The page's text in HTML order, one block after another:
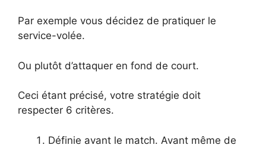
Par exemple vous décidez de pratiquer le
service-volée.
Ou plutôt d’attaquer en fond de court.
Ceci étant précisé, votre stratégie doit
respecter 6 critères.
Définie avant le match. Avant même de